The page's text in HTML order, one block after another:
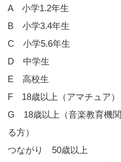
A 小学1.2年生
B 小学3.4年生
C 小学5.6年生
D 中学生
E 高校生
F 18歳以上（アマチュア）
G 18歳以上（音楽教育機
る方）
つながり 50歳以上